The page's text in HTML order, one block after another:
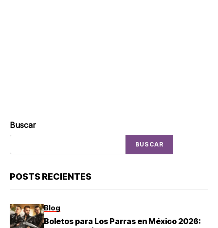
Buscar
BUSCAR
POSTS RECIENTES
Blog
Boletos para Los Parras en México 2026: